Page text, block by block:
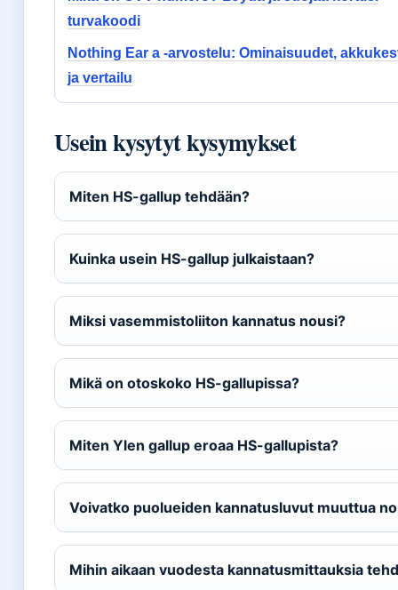
turvakoodi
Nothing Ear a -arvostelu: Ominaisuudet,
ja vertailu
Usein kysytyt kysymykset
Miten HS-gallup tehdään?
Kuinka usein HS-gallup julkaistaan?
Miksi vasemmistoliiton kannatus nousi?
Mikä on otoskoko HS-gallupissa?
Miten Ylen gallup eroaa HS-gallupista?
Voivatko puolueiden kannatusluvut muuttua
Mihin aikaan vuodesta kannatusmittauksia